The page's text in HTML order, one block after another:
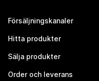
Försäljningskanaler
Hitta produkter
Sälja produkter
Order och leverans